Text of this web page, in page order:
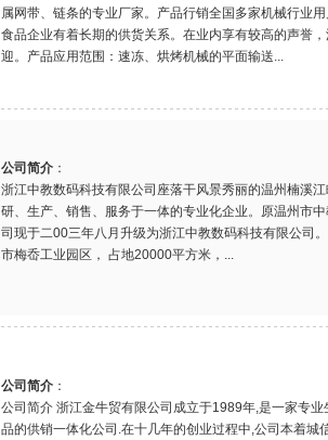
属网带、链条的专业厂家。产品行销全国多家机械行业
食品企业有着长期的供货关系。在业内享有较高的声誉
迎。产品应用范围：速冻、烘烤机械的平面输送...
公司简介 ：
浙江中教数码科技有限公司座落干风景秀丽的温州楠溪
研、生产、销售、服务于一体的专业化企业。原温州市
司现于二00三年八月升级为浙江中教数码科技有限公司
市梅岙工业园区， 占地20000平方米，...
公司简介 ：
公司简介 浙江金牛贸有限公司成立于1989年,是一家专
品的供销一体化公司.在十几年的创业过程中,公司本着城